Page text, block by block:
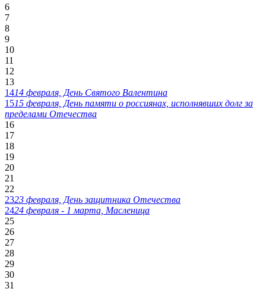
6
7
8
9
10
11
12
13
1414 февраля, День Святого Валентина
1515 февраля, День памяти о россиянах, исполнявших долг за
пределами Отечества
16
17
18
19
20
21
22
2323 февраля, День защитника Отечества
2424 февраля - 1 марта, Масленица
25
26
27
28
29
30
31